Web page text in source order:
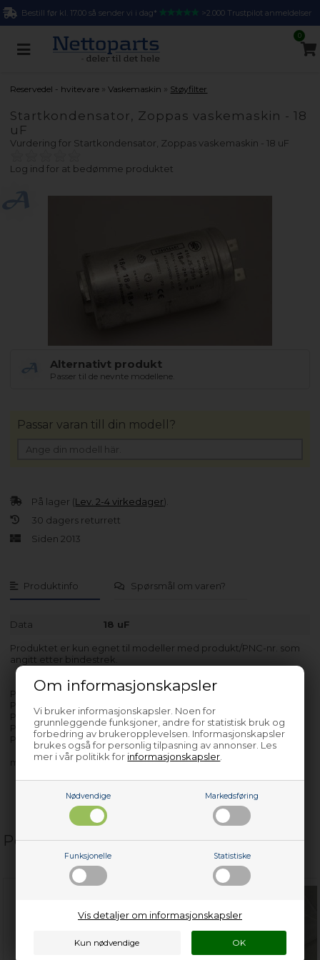
Om informasjonskapsler
Vi bruker informasjonskapsler. Noen for
grunnleggende funksjoner, andre for statistisk bruk og
forbedring av brukeropplevelsen. Informasjonskapsler
brukes også for personlig tilpasning av annonser. Les
mer i vår politikk for informasjonskapsler
Nødvendige Markedsføring
Funksjonelle Statistiske
Vis detaljer om informasjonskapsler
Bestill før kl. 17.00 så sender vi i dag* >2.000 Trustpilot anmeldelser
0
Reservedel - hvitevare »Vaskemaskin » Støyfilter
Startkondensator, Zoppas vaskemaskin - 18
uF
Vurdering for Startkondensator, Zoppas vaskemaskin - 18 uF
Log ind for at bedømme produktet
Alternativt produkt
Passer til de nevnte modellene.
Produktinfo Spørsmål om varen?
Data 18 uF
Produktet er kun egnet til modeller med produkt/PNC-nr. som
angitt etter bindestrek.
P6 - 914780246-00
P6 - 914780259-00
PT6A - 913203411-02
PT6A - 913206221-01
PT6A - 913210171-00
med flere…
På lager (Lev. 2-4 virkedager).
30 dagers returrett
Siden 2013
Passar varan till din modell?
Populære relaterte produkter